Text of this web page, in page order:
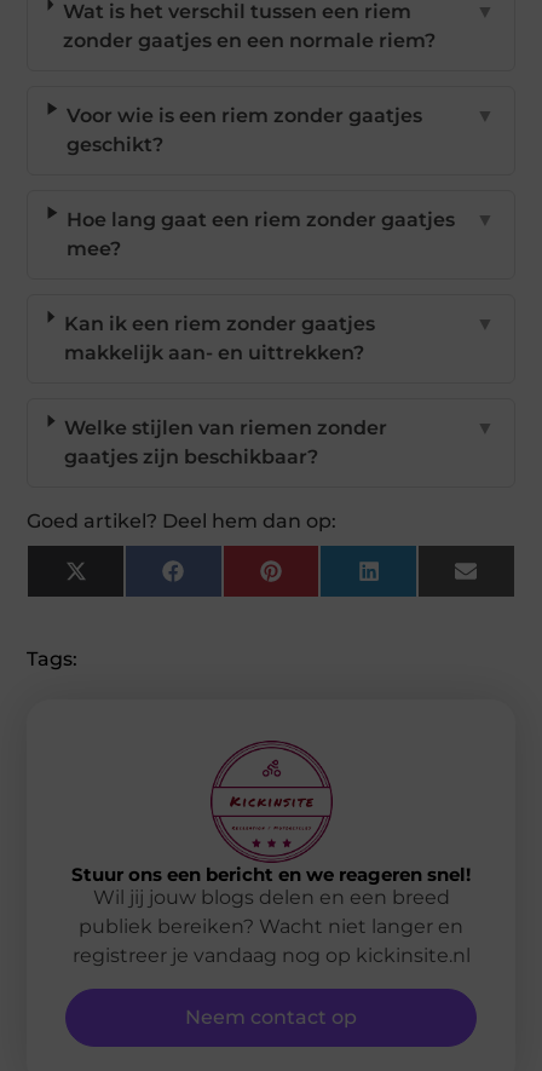
Wat is het verschil tussen een riem
zonder gaatjes en een normale riem?
▼
Voor wie is een riem zonder gaatjes
geschikt?
▼
Hoe lang gaat een riem zonder gaatjes
mee?
▼
Kan ik een riem zonder gaatjes
makkelijk aan- en uittrekken?
▼
Welke stijlen van riemen zonder
gaatjes zijn beschikbaar?
▼
Goed artikel? Deel hem dan op:
X
(Twitter)
FacebookPinterestLinkedIn Email
Tags:
Stuur ons een bericht en we reageren snel!
Wil jij jouw blogs delen en een breed
publiek bereiken? Wacht niet langer en
registreer je vandaag nog op kickinsite.nl
Neem contact op